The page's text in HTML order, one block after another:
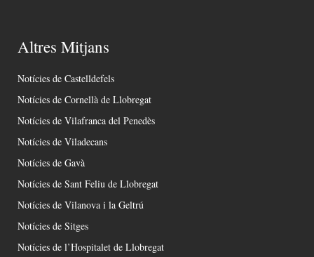
Altres Mitjans
Notícies de Castelldefels
Notícies de Cornellà de Llobregat
Notícies de Vilafranca del Penedès
Notícies de Viladecans
Notícies de Gavà
Notícies de Sant Feliu de Llobregat
Notícies de Vilanova i la Geltrú
Notícies de Sitges
Notícies de l’Hospitalet de Llobregat